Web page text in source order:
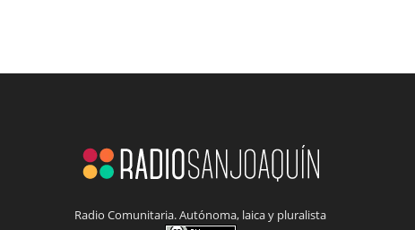
Radio Comunitaria. Autónoma, laica y pluralista